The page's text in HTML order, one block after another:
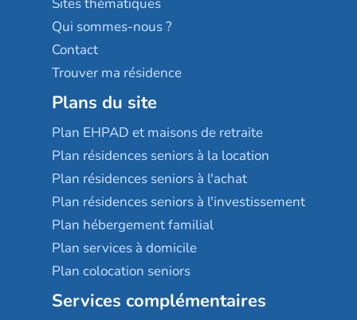
Qui sommes-nous ?
Contact
Trouver ma résidence
Plans du site
Plan EHPAD et maisons de retraite
Plan résidences seniors à la location
Plan résidences seniors à l'achat
Plan résidences seniors à l'investissement
Plan hébergement familial
Plan services à domicile
Plan colocation seniors
Services complémentaires